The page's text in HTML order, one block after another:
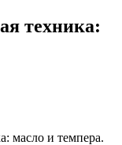
техника:
масло и темпера.